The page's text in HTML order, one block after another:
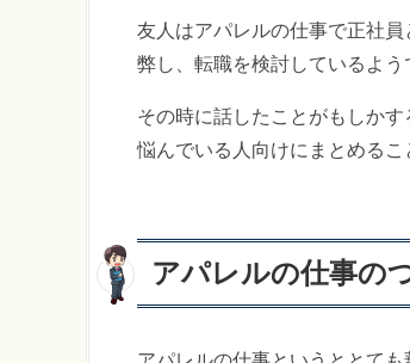
友人はアパレルの仕事で正社
弊し、転職を検討しているよう
その時に話したことがもしか
悩んでいる人向けにまとめるこ
アパレルの仕事の